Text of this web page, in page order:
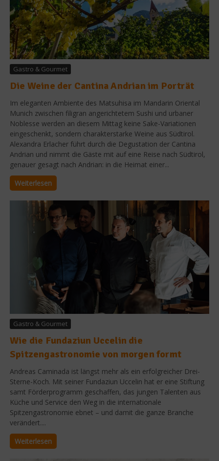
Gastro & Gourmet
Die Weine der Cantina Andrian im Porträt
Im eleganten Ambiente des Matsuhisa im Mandarin Oriental
Munich zwischen filigran angerichtetem Sushi und urbaner
Noblesse werden an diesem Mittag keine Sake-Variationen
eingeschenkt, sondern charakterstarke Weine aus Südtirol.
Alexandra Erlacher führt durch die Degustation der Cantina
Andrian und nimmt die Gäste mit auf eine Reise nach Südtirol,
genauer gesagt nach Andrian: in die Heimat einer...
Weiterlesen
Gastro & Gourmet
Wie die Fundaziun Uccelin die
Spitzengastronomie von morgen formt
Andreas Caminada ist längst mehr als ein erfolgreicher Drei-
Sterne-Koch. Mit seiner Fundaziun Uccelin hat er eine Stiftung
samt Förderprogramm geschaffen, das jungen Talenten aus
Küche und Service den Weg in die internationale
Spitzengastronomie ebnet – und damit die ganze Branche
verändert....
Weiterlesen